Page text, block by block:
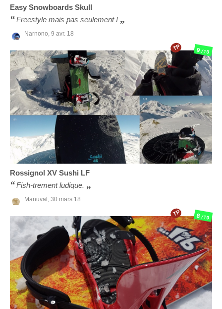
Easy Snowboards Skull
Freestyle mais pas seulement !
Narnono, 9 avr. 18
Rossignol XV Sushi LF
Fish-trement ludique.
Manuval, 30 mars 18
9/10
TP
8/10
TP